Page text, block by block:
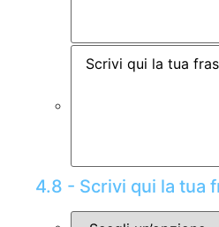
4.8 - Scrivi qui la tua